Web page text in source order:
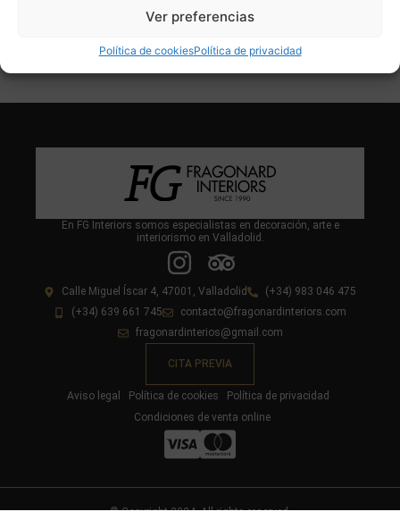
Ver preferencias
Política de cookiesPolítica de privacidad
En FG Interiors somos especialistas en decoración, arte e
interiorismo en Valladolid.
Calle Miguel Íscar 4, 47001, Valladolid
(+34) 983 046 475
(+34) 639 661 745
contacto@fragonardinteriors.com
fragonardinterios@gmail.com
CITA PREVIA
Aviso legal Política de cookies
Política de privacidad
Condiciones de venta online
© Copyright 2024. All rights reserved.